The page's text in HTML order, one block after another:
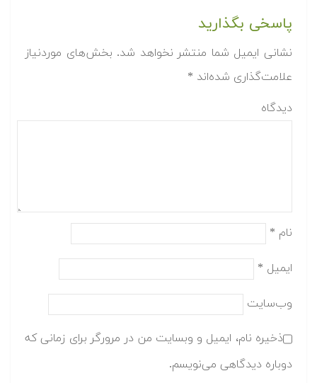
پاسخی بگذارید
نشانی ایمیل شما منتشر نخواهد شد. بخش‌های موردنیاز
علامت‌گذاری شده‌اند *
دیدگاه
نام *
ایمیل *
وب‌سایت
ذخیره نام، ایمیل و وبسایت من در مرورگر برای زمانی که
دوباره دیدگاهی می‌نویسم.